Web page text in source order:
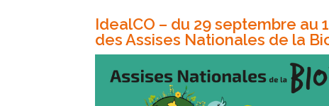
IdealCO – du 29 septembre au
des Assises Nationales de la